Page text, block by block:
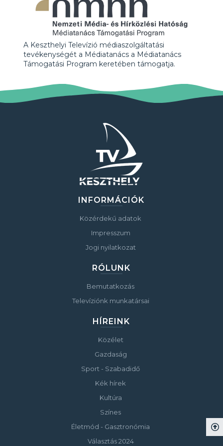
A Keszthelyi Televízió médiaszolgáltatási
tevékenységét a Médiatanács a Médiatanács
Támogatási Program keretében támogatja.
INFORMÁCIÓK
Közérdekű adatok
Impresszum
Jogi nyilatkozat
RÓLUNK
Bemutatkozás
Televíziónk munkatársai
HÍREINK
Közélet
Gazdaság
Sport - Szabadidő
Kék hírek
Kultúra
Színes
Életmód - Gasztronómia
Választás 2024